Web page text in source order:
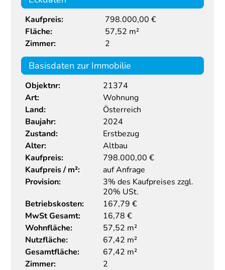
Kaufpreis:
798.000,00 €
Fläche:
57,52 m²
Zimmer:
2
Basisdaten zur Immobilie
Objektnr:
21374
Art:
Wohnung
Land:
Österreich
Baujahr:
2024
Zustand:
Erstbezug
Alter:
Altbau
Kaufpreis:
798.000,00 €
Kaufpreis / m²:
auf Anfrage
Provision:
3% des Kaufpreises zzgl.
20% USt.
Betriebskosten:
167,79 €
MwSt Gesamt:
16,78 €
Wohnfläche:
57,52 m²
Nutzfläche:
67,42 m²
Gesamtfläche:
67,42 m²
Zimmer:
2